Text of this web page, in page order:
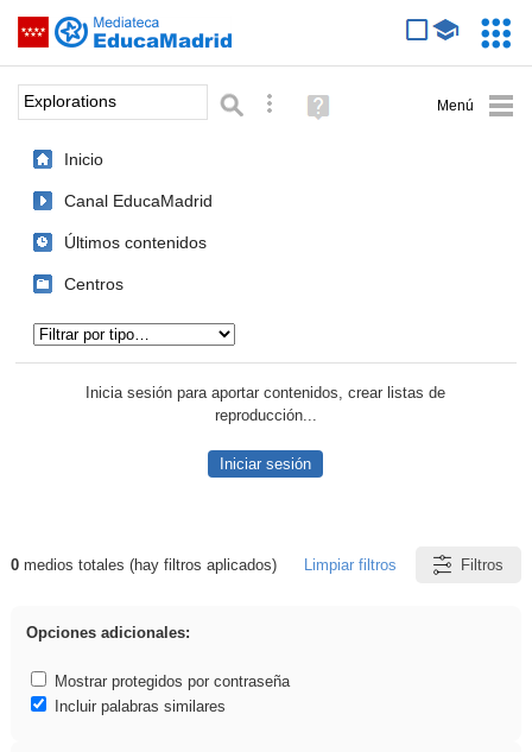
Saltar navegación
Palabra o frase: Búsqueda avanzada
Ayuda
(en
Inicio
Canal EducaMadrid
Últimos contenidos
Centros
Inicia sesión para aportar contenidos, crear listas de
reproducción...
Iniciar sesión
Resultados de: Explorations
0medios totales (hay filtros aplicados) Limpiar filtros Filtros
Opciones adicionales:
Mostrar protegidos por contraseña
Incluir palabras similares